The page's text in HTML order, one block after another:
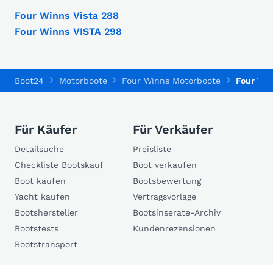
Four Winns Vista 288
Four Winns VISTA 298
Boot24 Motorboote Four Winns Motorboote Four
Für Käufer
Detailsuche
Checkliste Bootskauf
Boot kaufen
Yacht kaufen
Bootshersteller
Bootstests
Bootstransport
Für Verkäufer
Preisliste
Boot verkaufen
Bootsbewertung
Vertragsvorlage
Bootsinserate-Archiv
Kundenrezensionen